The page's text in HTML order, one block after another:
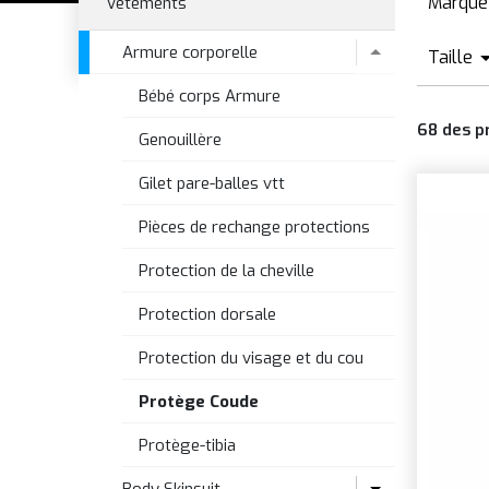
Armure corporelle
Bébé corps Armure
Genouillère
Gilet pare-balles vtt
Pièces de rechange protections
Protection de la cheville
Protection dorsale
Protection du visage et du cou
Protège Coude
Protège-tibia
Taille
68 des